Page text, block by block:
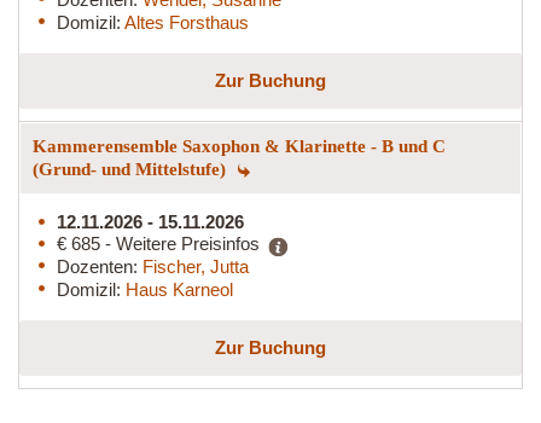
Domizil: Altes Forsthaus
Zur Buchung
Kammerensemble Saxophon & Klarinette - B und C
(Grund- und Mittelstufe)
12.11.2026 - 15.11.2026
€ 685 - Weitere Preisinfos
Dozenten: Fischer, Jutta
Domizil: Haus Karneol
Zur Buchung